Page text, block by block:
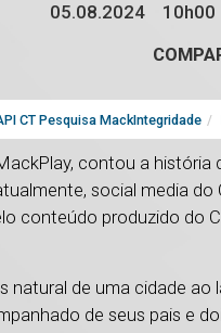
05.08.2024
10h00
CT Pesquisa MackIntegridade
contou a história
social media
conteúdo produzido do
natural de uma cidade ao
de seus pais e